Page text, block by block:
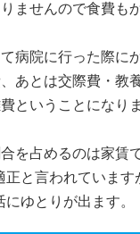
ませんので食費も
病院に行った際に
あとは交際費・教
ということになりま
を占めるのは家賃で
と言われています
ゆとりが出ます。